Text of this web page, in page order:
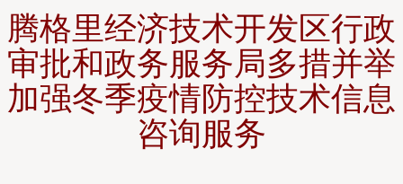
腾格里经济技术开发区行政
审批和政务服务局多措并举
加强冬季疫情防控技术信息
咨询服务